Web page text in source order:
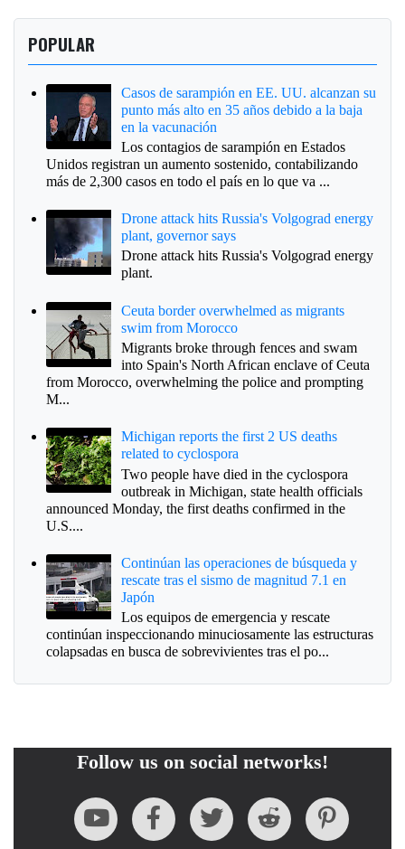
POPULAR
Casos de sarampión en EE. UU. alcanzan su
punto más alto en 35 años debido a la baja
en la vacunación
Los contagios de sarampión en Estados
Unidos registran un aumento sostenido, contabilizando
más de 2,300 casos en todo el país en lo que va ...
Drone attack hits Russia's Volgograd energy
plant, governor says
Drone attack hits Russia's Volgograd energy
plant.
Ceuta border overwhelmed as migrants
swim from Morocco
Migrants broke through fences and swam
into Spain's North African enclave of Ceuta
from Morocco, overwhelming the police and prompting
M...
Michigan reports the first 2 US deaths
related to cyclospora
Two people have died in the cyclospora
outbreak in Michigan, state health officials
announced Monday, the first deaths confirmed in the
U.S....
Continúan las operaciones de búsqueda y
rescate tras el sismo de magnitud 7.1 en
Japón
Los equipos de emergencia y rescate
continúan inspeccionando minuciosamente las estructuras
colapsadas en busca de sobrevivientes tras el po...
Follow us on social networks!